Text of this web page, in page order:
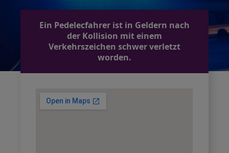
Ein Pedelecfahrer ist in Geldern nach
der Kollision mit einem
Verkehrszeichen schwer verletzt
worden.